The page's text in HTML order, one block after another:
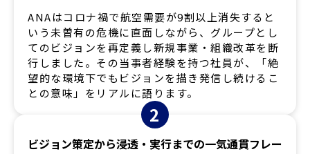
ANAはコロナ禍で航空需要が9割以上消失すると
いう未曽有の危機に直面しながら、グループとし
てのビジョンを再定義し新規事業・組織改革を断
行しました。その当事者経験を持つ社員が、「絶
望的な環境下でもビジョンを描き発信し続けるこ
との意味」をリアルに語ります。
2
ビジョン策定から浸透・実行までの一気通貫フレー